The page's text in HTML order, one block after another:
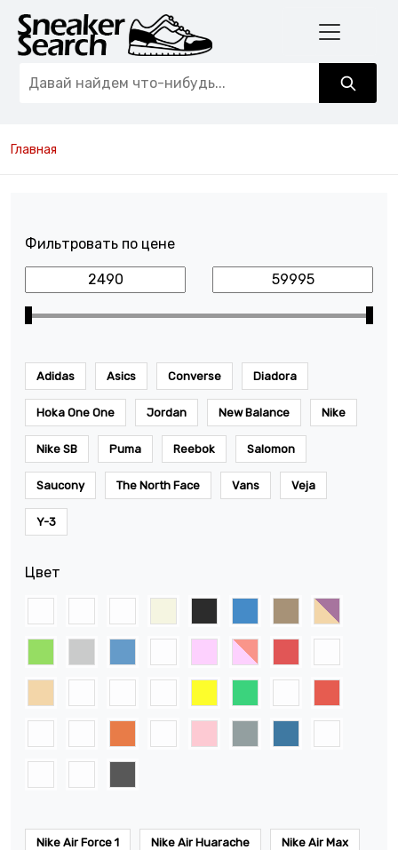
Главная
Фильтровать по цене
Adidas Asics Converse Diadora
Hoka One One Jordan New Balance Nike
Nike SB Puma Reebok Salomon
Saucony The North Face Vans Veja
Y-3
Цвет
Nike Air Force 1 Nike Air Huarache Nike Air Max